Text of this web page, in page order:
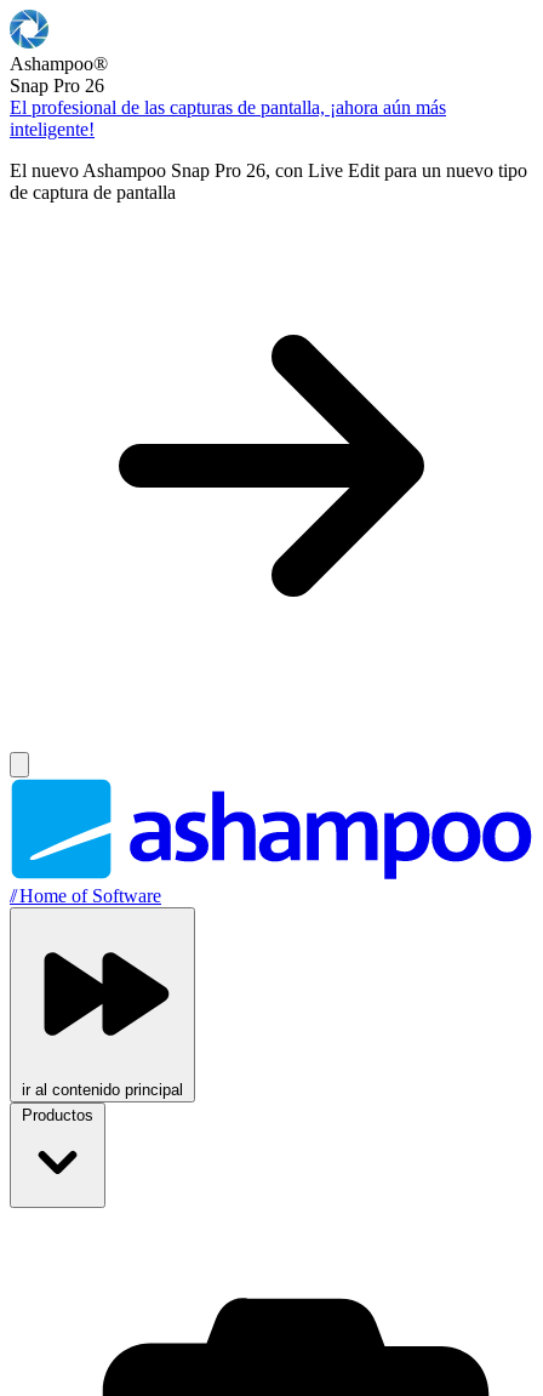
Ashampoo®
Snap Pro 26
El profesional de las capturas de pantalla, ¡ahora aún más
inteligente!
El nuevo Ashampoo Snap Pro 26, con Live Edit para un nuevo tipo
de captura de pantalla
//Home of Software
ir al contenido principal
Productos